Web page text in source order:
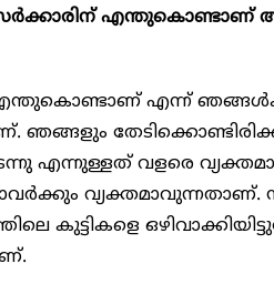
​സർക്കാരിന് എന്തുകൊണ്ടാണ്
എന്ന്
ഞങ്ങളും
എന്നുള്ളത് വളരെ
വ്യക്തമാവുന്നതാണ്.
കുട്ടികളെ